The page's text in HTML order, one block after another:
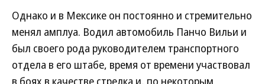
Однако и в Мексике он постоянно и стремительно
менял амплуа. Водил автомобиль Панчо Вильи и
был своего рода руководителем транспортного
отдела в его штабе, время от времени участвовал
в боях в качестве стрелка и, по некоторым